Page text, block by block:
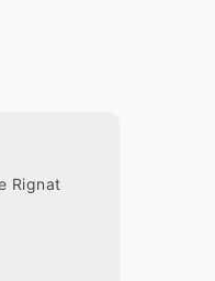
Rignat